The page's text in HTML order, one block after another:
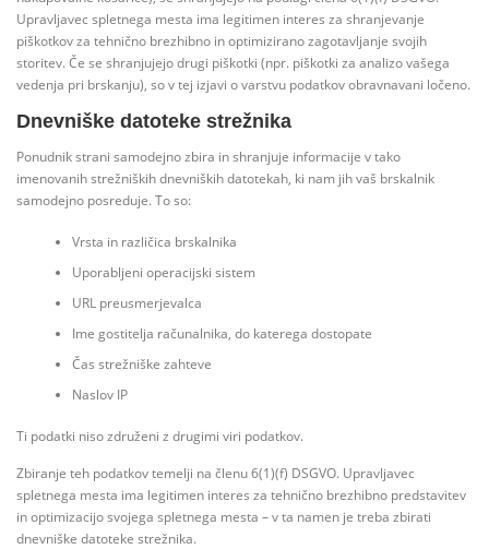
Upravljavec spletnega mesta ima legitimen interes za shranjevanje
piškotkov za tehnično brezhibno in optimizirano zagotavljanje svojih
storitev. Če se shranjujejo drugi piškotki (npr. piškotki za analizo vašega
vedenja pri brskanju), so v tej izjavi o varstvu podatkov obravnavani ločeno.
Dnevniške datoteke strežnika
Ponudnik strani samodejno zbira in shranjuje informacije v tako
imenovanih strežniških dnevniških datotekah, ki nam jih vaš brskalnik
samodejno posreduje. To so:
Vrsta in različica brskalnika
Uporabljeni operacijski sistem
URL preusmerjevalca
Ime gostitelja računalnika, do katerega dostopate
Čas strežniške zahteve
Naslov IP
Ti podatki niso združeni z drugimi viri podatkov.
Zbiranje teh podatkov temelji na členu 6(1)(f) DSGVO. Upravljavec
spletnega mesta ima legitimen interes za tehnično brezhibno predstavitev
in optimizacijo svojega spletnega mesta – v ta namen je treba zbirati
dnevniške datoteke strežnika.